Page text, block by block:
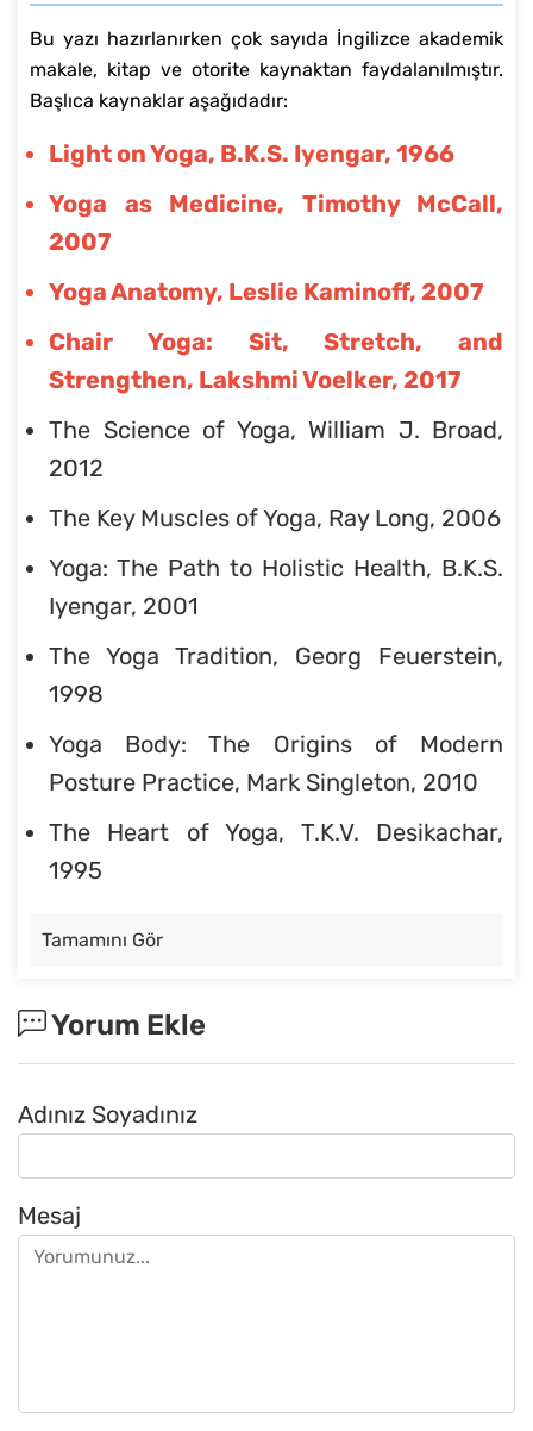
Bu yazı hazırlanırken çok sayıda İngilizce akademik
makale, kitap ve otorite kaynaktan faydalanılmıştır.
Başlıca kaynaklar aşağıdadır:
Light on Yoga, B.K.S. Iyengar, 1966
Yoga as Medicine, Timothy McCall,
2007
Yoga Anatomy, Leslie Kaminoff, 2007
Chair Yoga: Sit, Stretch, and
Strengthen, Lakshmi Voelker, 2017
The Science of Yoga, William J. Broad,
2012
The Key Muscles of Yoga, Ray Long, 2006
Yoga: The Path to Holistic Health, B.K.S.
Iyengar, 2001
The Yoga Tradition, Georg Feuerstein,
1998
Yoga Body: The Origins of Modern
Posture Practice, Mark Singleton, 2010
The Heart of Yoga, T.K.V. Desikachar,
1995
Tamamını Gör
Yorum Ekle
Adınız Soyadınız
Mesaj